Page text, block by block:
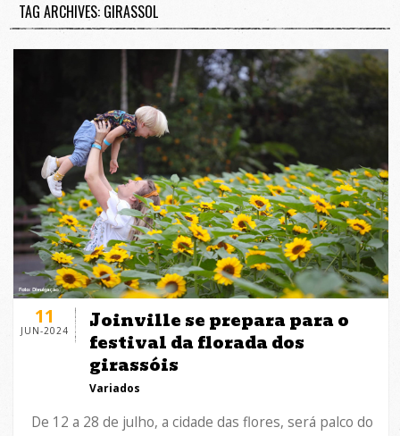
TAG ARCHIVES: GIRASSOL
11
JUN-2024
Joinville se prepara para o
festival da florada dos
girassóis
Variados
De 12 a 28 de julho, a cidade das flores, será palco do